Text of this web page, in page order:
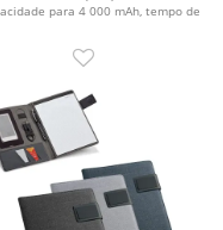
páginas pautadas
para 4 000 mAh, tempo de